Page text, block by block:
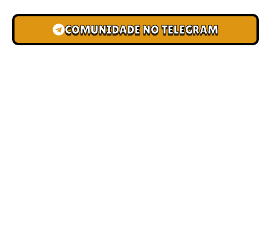
COMUNIDADE NO TELEGRAM